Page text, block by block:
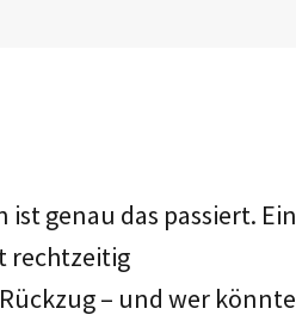
genau das passiert. Ein
rechtzeitig
– und wer könnte